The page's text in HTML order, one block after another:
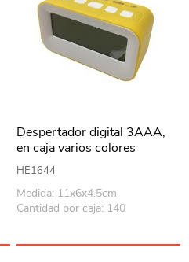
Despertador digital 3AAA,
en caja varios colores
HE1644
Medida: 11x6x4.5cm
Cantidad por caja: 140